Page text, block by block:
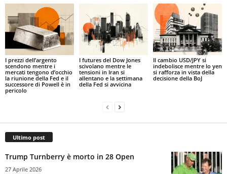
I prezzi dell’argento
scendono mentre i
mercati tengono d’occhio
la riunione della Fed e il
successore di Powell è in
pericolo
I futures del Dow Jones
scivolano mentre le
tensioni in Iran si
allentano e la settimana
della Fed si avvicina
Il cambio USD/JPY si
indebolisce mentre lo yen
si rafforza in vista della
decisione della BoJ
Ultimo post
Trump Turnberry è morto in 28 Open
27 Aprile 2026